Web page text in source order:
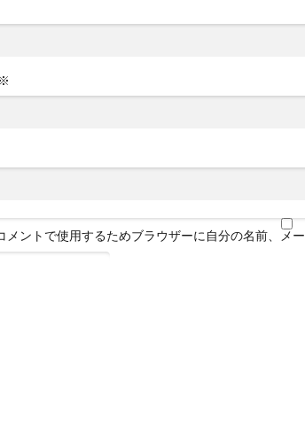
※
メントで使用するためブラウザーに自分の名前、メ